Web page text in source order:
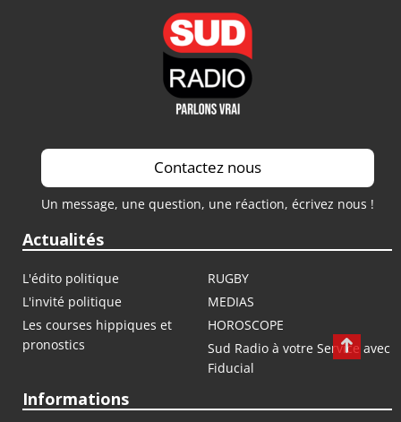
Contactez nous
Un message, une question, une réaction, écrivez nous !
Actualités
L'édito politique
RUGBY
L'invité politique
MEDIAS
Les courses hippiques et
pronostics
HOROSCOPE
Sud Radio à votre Service avec
Fiducial
Informations